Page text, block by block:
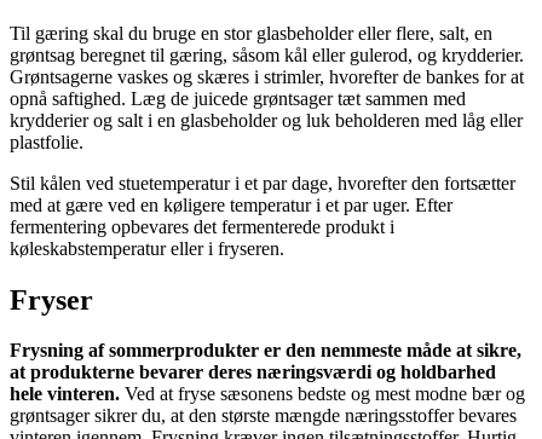
Til gæring skal du bruge en stor glasbeholder eller flere, salt, en
grøntsag beregnet til gæring, såsom kål eller gulerod, og krydderier.
Grøntsagerne vaskes og skæres i strimler, hvorefter de bankes for at
opnå saftighed. Læg de juicede grøntsager tæt sammen med
krydderier og salt i en glasbeholder og luk beholderen med låg eller
plastfolie.
Stil kålen ved stuetemperatur i et par dage, hvorefter den fortsætter
med at gære ved en køligere temperatur i et par uger. Efter
fermentering opbevares det fermenterede produkt i
køleskabstemperatur eller i fryseren.
Fryser
Frysning af sommerprodukter er den nemmeste måde at sikre,
at produkterne bevarer deres næringsværdi og holdbarhed
hele vinteren. Ved at fryse sæsonens bedste og mest modne bær og
grøntsager sikrer du, at den største mængde næringsstoffer bevares